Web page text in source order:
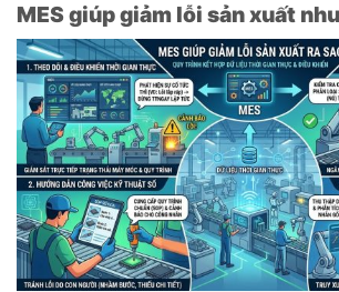
MES giúp giảm lỗi sản xuất